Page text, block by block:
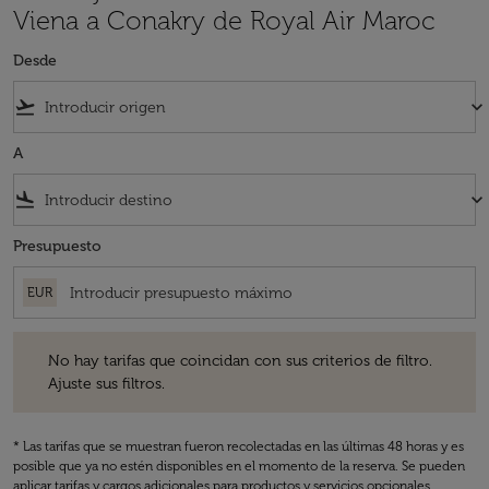
Viena a Conakry de Royal Air Maroc
Desde
flight_takeoff keyboard_arrow_down
A
flight_land keyboard_arrow_down
Presupuesto
EUR
No hay tarifas que coincidan con sus criterios de filtro.
Ajuste sus filtros.
* Las tarifas que se muestran fueron recolectadas en las últimas 48 horas y es
posible que ya no estén disponibles en el momento de la reserva. Se pueden
aplicar tarifas y cargos adicionales para productos y servicios opcionales.